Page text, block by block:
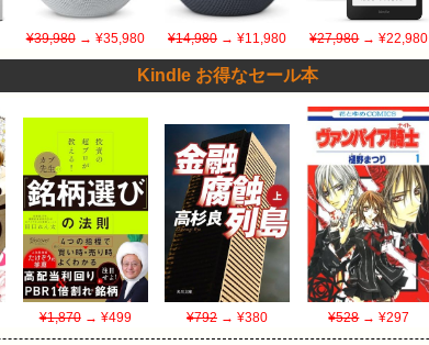
¥39,980→ ¥35,980 ¥14,980→ ¥11,980 ¥27,980→ ¥22,980
Kindle お得なセール本
¥1,870→ ¥499 ¥792→ ¥380 ¥528→ ¥297